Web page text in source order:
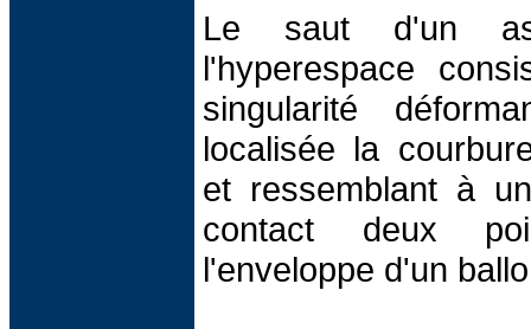
Le saut d'un
l'hyperespace
singularité
localisée la
et ressemblant à
contact deux
l'enveloppe d'un